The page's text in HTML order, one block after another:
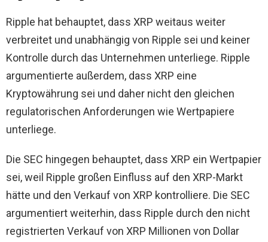
Ripple hat behauptet, dass XRP weitaus weiter
verbreitet und unabhängig von Ripple sei und keiner
Kontrolle durch das Unternehmen unterliege. Ripple
argumentierte außerdem, dass XRP eine
Kryptowährung sei und daher nicht den gleichen
regulatorischen Anforderungen wie Wertpapiere
unterliege.
Die SEC hingegen behauptet, dass XRP ein Wertpapier
sei, weil Ripple großen Einfluss auf den XRP-Markt
hätte und den Verkauf von XRP kontrolliere. Die SEC
argumentiert weiterhin, dass Ripple durch den nicht
registrierten Verkauf von XRP Millionen von Dollar